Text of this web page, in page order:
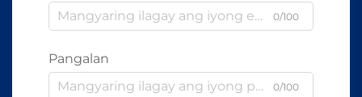
0/100
Pangalan
0/100